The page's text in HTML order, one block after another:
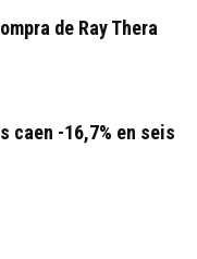
de Ray Thera
caen -16,7% en seis